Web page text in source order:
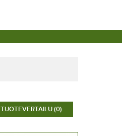
TUOTEVERTAILU (0)